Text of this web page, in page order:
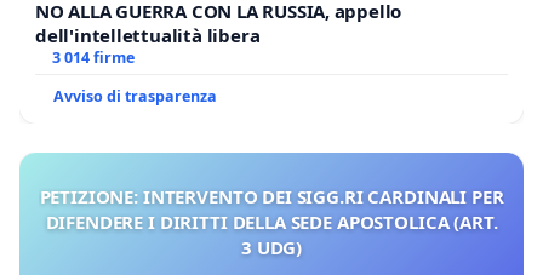
NO ALLA GUERRA CON LA RUSSIA, appello
dell'intellettualità libera
3 014 firme
Avviso di trasparenza
PETIZIONE: INTERVENTO DEI SIGG.RI CARDINALI PER
DIFENDERE I DIRITTI DELLA SEDE APOSTOLICA (ART.
3 UDG)